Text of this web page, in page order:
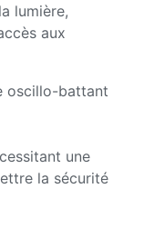
lumière,
aux
une
la sécurité